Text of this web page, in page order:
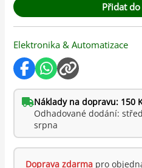
Přidat
Elektronika & Automatizace
Náklady na dopravu: 150
Odhadované dodání:
srpna
Doprava zdarmapro